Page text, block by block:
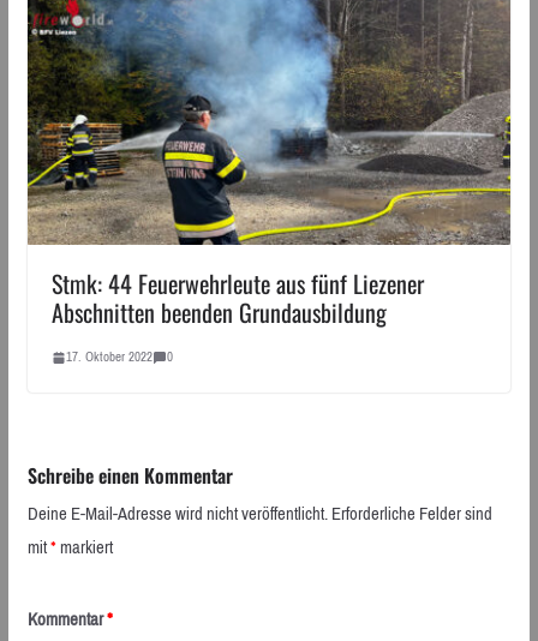
Stmk: 44 Feuerwehrleute aus fünf Liezener
Abschnitten beenden Grundausbildung
17. Oktober 2022 0
Schreibe einen Kommentar
Deine E-Mail-Adresse wird nicht veröffentlicht.Erforderliche Felder sind
mit*markiert
Kommentar*